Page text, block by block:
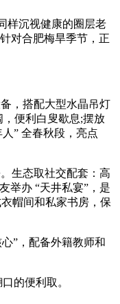
样沉视健康的圈层老
对合肥梅旱季节，正
，搭配大型水晶吊灯
便利白叟歇息;摆放
” 全春秋段，亮点
生态取社交配套：高
举办 “天井私宴”，是
帽间和私家书房，保
”，配备外籍教师和
的便利取。